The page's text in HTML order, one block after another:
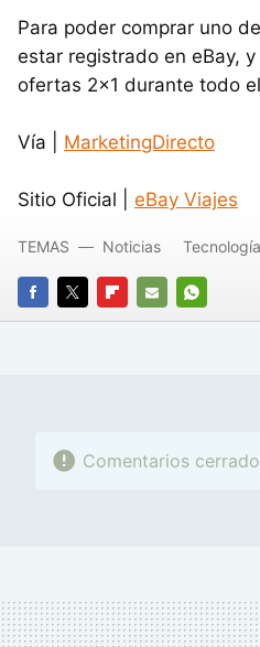
Para poder comprar uno
estar registrado en eBay,
ofertas 2x1 durante todo
Vía | MarketingDirecto
Sitio Oficial | eBay Viajes
FACEBOOK
TWITTERFLIPBOARD
E-
WHATSAPP
TEMAS Noticias Tecnología
Comentarios